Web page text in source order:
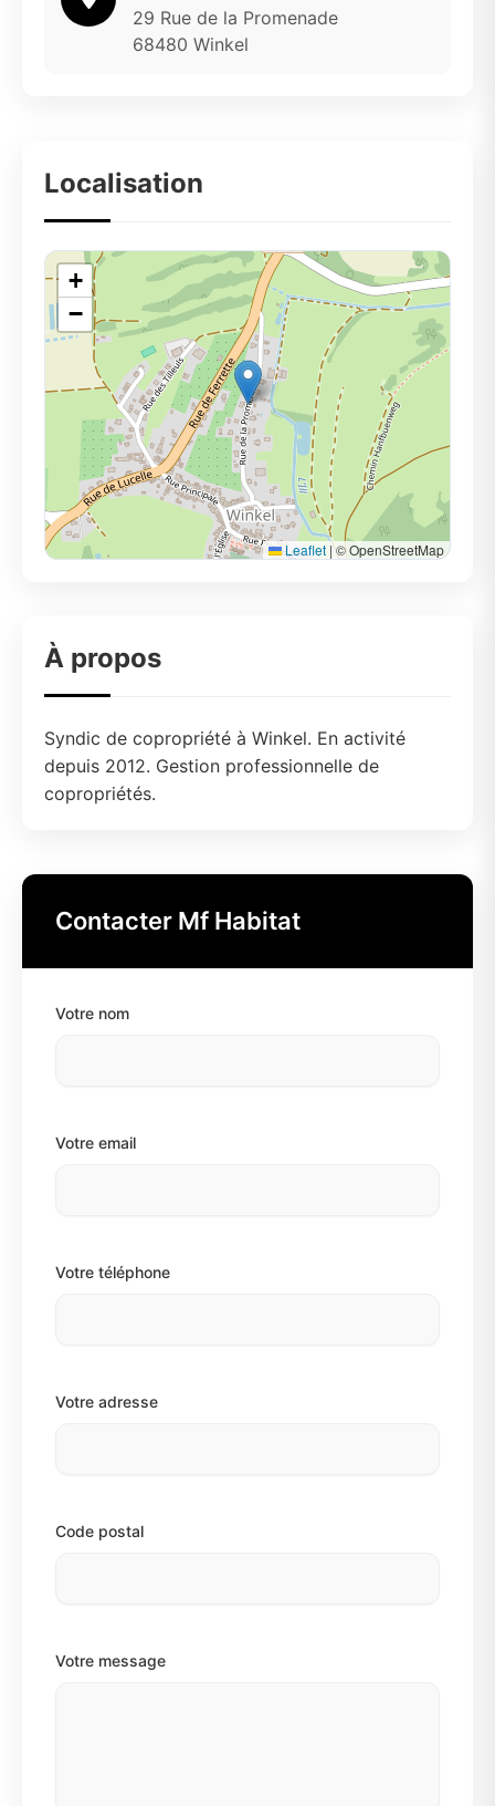
29 Rue de la Promenade
68480 Winkel
Localisation
+
−
Leaflet |© OpenStreetMap
À propos
Syndic de copropriété à Winkel. En activité
depuis 2012. Gestion professionnelle de
copropriétés.
Contacter Mf Habitat
Votre nom
Votre email
Votre téléphone
Votre adresse
Code postal
Votre message